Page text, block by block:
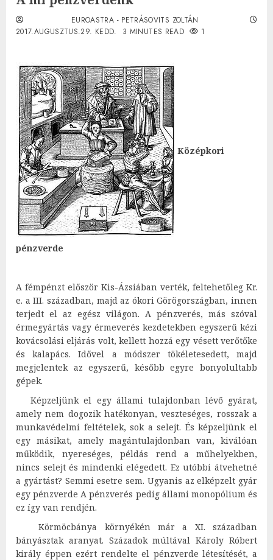
EUROASTRA - PETRÁSOVITS ZOLTÁN
2017.AUGUSZTUS.29. KEDD.
3 MINUTES READ 1
Középkori
pénzverde
A fémpénzt először Kis-Ázsiában verték, feltehetőleg Kr.
e. a III. században, majd az ókori Görögországban, innen
terjedt el az egész világon. A pénzverés, más szóval
érmegyártás vagy érmeverés kezdetekben egyszerű kézi
kovácsolási eljárás volt, kellett hozzá egy vésett verőtőke
és kalapács. Idővel a módszer tökéletesedett, majd
megjelentek az egyszerű, később egyre bonyolultabb
gépek.
Képzeljünk el egy állami tulajdonban lévő gyárat,
amely nem dogozik hatékonyan, veszteséges, rosszak a
munkavédelmi feltételek, sok a selejt. És képzeljünk el
egy másikat, amely magántulajdonban van, kiválóan
működik, nyereséges, példás rend a műhelyekben,
nincs selejt és mindenki elégedett. Ez utóbbi átvehetné
a gyártást? Semmi esetre sem. Ugyanis az elképzelt gyár
egy pénzverde A pénzverés pedig állami monopólium és
ez így van rendjén.
Körmöcbánya környékén már a XI. században
bányásztak aranyat. Századok múltával Károly Róbert
király éppen ezért rendelte el pénzverde létesítését, a